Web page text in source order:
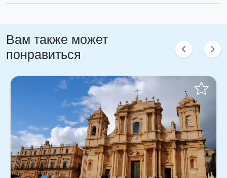
Вам также может
понравиться
chevron_left chevron_right